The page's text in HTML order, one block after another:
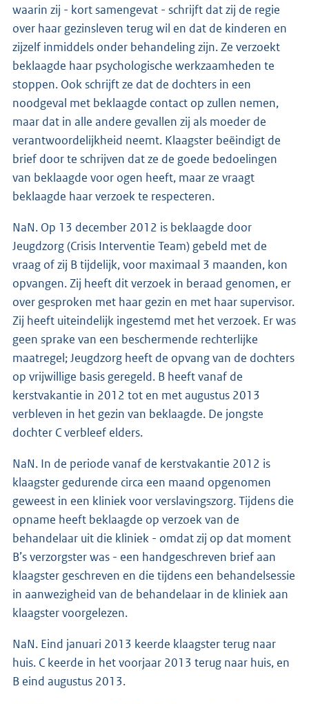
waarin zij - kort samengevat - schrijft dat zij de regie
over haar gezinsleven terug wil en dat de kinderen en
zijzelf inmiddels onder behandeling zijn. Ze verzoekt
beklaagde haar psychologische werkzaamheden te
stoppen. Ook schrijft ze dat de dochters in een
noodgeval met beklaagde contact op zullen nemen,
maar dat in alle andere gevallen zij als moeder de
verantwoordelijkheid neemt. Klaagster beëindigt de
brief door te schrijven dat ze de goede bedoelingen
van beklaagde voor ogen heeft, maar ze vraagt
beklaagde haar verzoek te respecteren.
NaN. Op 13 december 2012 is beklaagde door
Jeugdzorg (Crisis Interventie Team) gebeld met de
vraag of zij B tijdelijk, voor maximaal 3 maanden, kon
opvangen. Zij heeft dit verzoek in beraad genomen, er
over gesproken met haar gezin en met haar supervisor.
Zij heeft uiteindelijk ingestemd met het verzoek. Er was
geen sprake van een beschermende rechterlijke
maatregel; Jeugdzorg heeft de opvang van de dochters
op vrijwillige basis geregeld. B heeft vanaf de
kerstvakantie in 2012 tot en met augustus 2013
verbleven in het gezin van beklaagde. De jongste
dochter C verbleef elders.
NaN. In de periode vanaf de kerstvakantie 2012 is
klaagster gedurende circa een maand opgenomen
geweest in een kliniek voor verslavingszorg. Tijdens die
opname heeft beklaagde op verzoek van de
behandelaar uit die kliniek - omdat zij op dat moment
B’s verzorgster was - een handgeschreven brief aan
klaagster geschreven en die tijdens een behandelsessie
in aanwezigheid van de behandelaar in de kliniek aan
klaagster voorgelezen.
NaN. Eind januari 2013 keerde klaagster terug naar
huis. C keerde in het voorjaar 2013 terug naar huis, en
B eind augustus 2013.